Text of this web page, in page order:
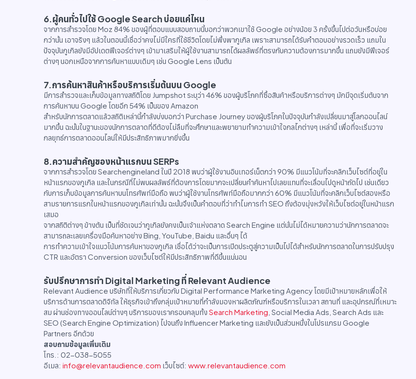
6.ผู้คนทั่วไปใช้ Google Search บ่อยแค่ไหน
จากการสำรวจโดย Moz 84% ของผู้ที่ตอบแบบสอบถามนี้บอกว่าพวกเขาใช้ Google อย่างน้อย 3 ครั้งขึ้นไปต่อวันหรือบ่อย
กว่านั้น เอาจริงๆ แล้วในตอนนี้เชื่อว่าคงไม่มีใครที่ใช้ชีวิตโดยไม่พึ่งพากูเกิล เพราะสามารถได้รับคำตอบอย่างรวดเร็ว แถมใน
ปัจจุบันกูเกิลยังมีอัปเดตฟีเจอร์ต่างๆ เข้ามาเสริมให้ผู้ใช้งานสามารถได้ผลลัพธ์ที่ตรงกับความต้องการมากขึ้น แถมยังมีฟีเจอร์
ต่างๆ นอกเหนือจากการค้นหาแบบเดิมๆ เช่น Google Lens เป็นต้น
7.การค้นหาสินค้าหรือบริการเริ่มต้นบน Google
มีการสำรวจและเก็บข้อมูลทางสถิติโดย Jumpshot ระบุว่า 46% ของผู้บริโภคที่ซื้อสินค้าหรือบริการต่างๆ มักมีจุดเริ่มต้นจาก
การค้นหาบน Google โดยอีก 54% เป็นของ Amazon
สำหรับนักการตลาดแล้วสถิติเหล่านี้กำลังบ่งบอกว่า Purchase Journey ของผู้บริโภคในปัจจุบันกำลังเปลี่ยนมาสู่โลกออนไลน์
มากขึ้น ฉะนั้นในฐานะของนักการตลาดที่ดีต้องไม่ลืมที่จะศึกษาและพยายามทำความเข้าใจกลไกต่างๆ เหล่านี้ เพื่อที่จะเริ่มวาง
กลยุทธ์การตลาดออนไลน์ให้มีประสิทธิภาพมากยิ่งขึ้น
8.ความสำคัญของหน้าแรกบน SERPs
จากการสำรวจโดย Searchengineland ในปี 2018 พบว่าผู้ใช้งานอินเทอร์เน็ตกว่า 90% มีแนวโน้มที่จะคลิกเว็บไซต์ที่อยู่ใน
หน้าแรกของกูเกิล และในกรณีที่ไม่พบผลลัพธ์ที่ต้องการโดยมากจะเปลี่ยนคำค้นหาไปเลยแทนที่จะเลื่อนไปดูหน้าถัดไป เช่นเดียว
กับการเก็บข้อมูลการค้นหาบนโทรศัพท์มือถือ พบว่าผู้ใช้งานโทรศัพท์มือถือมากกว่า 60% มีแนวโน้มที่จะคลิกเว็บไซต์สองหรือ
สามรายการแรกในหน้าแรกของกูเกิลเท่านั้น ฉะนั้นจึงเป็นคำตอบที่ว่าทำไมการทำ SEO ถึงต้องมุ่งหวังให้เว็บไซต์อยู่ในหน้าแรก
เสมอ
จากสถิติต่างๆ ข้างต้น เป็นที่ชัดเจนว่ากูเกิลยังคงเป็นเจ้าแห่งตลาด Search Engine แต่นั่นไม่ได้หมายความว่านักการตลาดจะ
สามารถละเลยเครื่องมือค้นหาอย่าง Bing, YouTube, Baidu และอื่นๆ ได้
การทำความเข้าใจแนวโน้มการค้นหาของกูเกิล เชื่อได้ว่าจะเป็นการเปิดประตูสู่ความเป็นไปได้สำหรับนักการตลาดในการปรับปรุง
CTR และอัตรา Conversion ของเว็บไซต์ให้มีประสิทธิภาพที่ดีขึ้นแน่นอน
รับปรึกษาการทำ Digital Marketing ที่ Relevant Audience
Relevant Audience บริษัทที่ให้บริการเกี่ยวกับ Digital Performance Marketing Agency โดยมีเป้าหมายหลักเพื่อให้
บริการด้านการตลาดดิจิทัล ให้ธุรกิจเข้าถึงกลุ่มเป้าหมายที่กำลังมองหาผลิตภัณฑ์หรือบริการในเวลา สถานที่ และอุปกรณ์ที่เหมาะ
สม ผ่านช่องทางออนไลน์ต่างๆ บริการของเราครอบคลุมทั้ง Search Marketing , Social Media Ads, Search Ads และ
SEO (Search Engine Optimization) ไปจนถึง Influencer Marketing และยังเป็นส่วนหนึ่งในโปรแกรม Google
Partners อีกด้วย
สอบถามข้อมูลเพิ่มเติม
โทร.: 02-038-5055
อีเมล: info@relevantaudience.com เว็บไซต์: www.relevantaudience.com